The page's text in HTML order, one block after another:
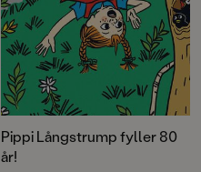
Pippi Långstrump fyller 80
år!